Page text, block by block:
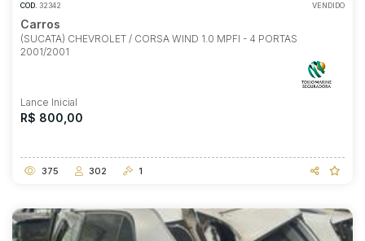
COD. 32342 VENDIDO
Carros
(SUCATA) CHEVROLET / CORSA WIND 1.0 MPFI - 4 PORTAS
2001/2001
Lance Inicial
R$ 800,00
375 302 1